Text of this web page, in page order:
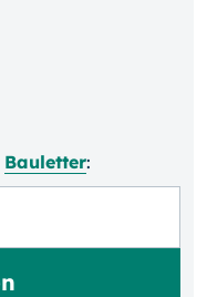
Bauletter: